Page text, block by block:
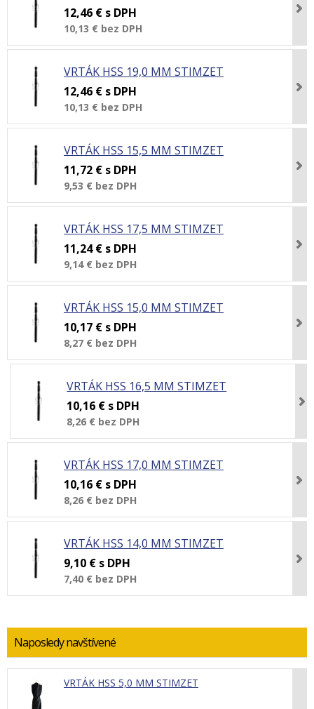
12,46 € s DPH
10,13 € bez DPH
VRTÁK HSS 19,0 MM STIMZET
12,46 € s DPH
10,13 € bez DPH
VRTÁK HSS 15,5 MM STIMZET
11,72 € s DPH
9,53 € bez DPH
VRTÁK HSS 17,5 MM STIMZET
11,24 € s DPH
9,14 € bez DPH
VRTÁK HSS 15,0 MM STIMZET
10,17 € s DPH
8,27 € bez DPH
VRTÁK HSS 16,5 MM STIMZET
10,16 € s DPH
8,26 € bez DPH
VRTÁK HSS 17,0 MM STIMZET
10,16 € s DPH
8,26 € bez DPH
VRTÁK HSS 14,0 MM STIMZET
9,10 € s DPH
7,40 € bez DPH
Naposledy navštívené
VRTÁK HSS 5,0 MM STIMZET